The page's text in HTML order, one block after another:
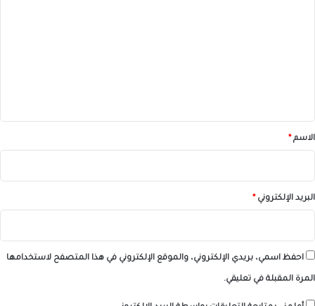
*الاسم*
البريد الإلكتروني*
احفظ اسمي، بريدي الإلكتروني، والموقع الإلكتروني في هذا المتصفح لاستخدامها
المرة المقبلة في تعليقي.